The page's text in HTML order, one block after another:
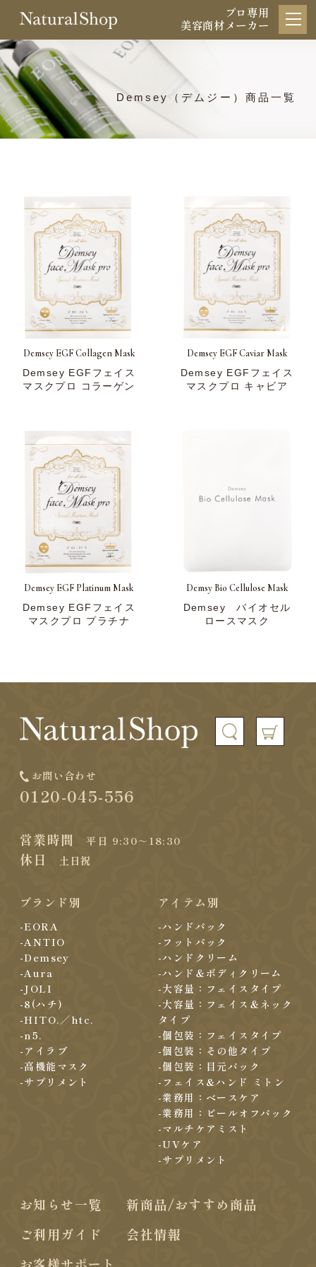
プロ専用
美容商材メーカー
Demsey（デムジー）商品一覧
Demsey EGF Collagen Mask
Demsey EGFフェイス
マスクプロ コラーゲン
Demsey EGF Caviar Mask
Demsey EGFフェイス
マスクプロ キャビア
Demsey EGF Platinum Mask
Demsey EGFフェイス
マスクプロ プラチナ
Demsy Bio Cellulose Mask
Demsey バイオセル
ロースマスク
お問い合わせ
0120-045-556
営業時間 平日 9:30～18:30
休日 土日祝
ブランド別
-EORA
-ANTIO
-Demsey
-Aura
-JOLI
-8(ハチ)
-HITO.／htc.
-n5.
-アイラブ
-高機能マスク
-サプリメント
アイテム別
-ハンドパック
-フットパック
-ハンドクリーム
-ハンド＆ボディクリーム
-大容量：フェイスタイプ
-大容量：フェイス＆ネック
タイプ
-個包装：フェイスタイプ
-個包装：その他タイプ
-個包装：目元パック
-フェイス&ハンド ミトン
-業務用：ベースケア
-業務用：ピールオフパック
-マルチケアミスト
-UVケア
-サプリメント
お知らせ一覧
新商品/おすすめ商品
ご利用ガイド
会社情報